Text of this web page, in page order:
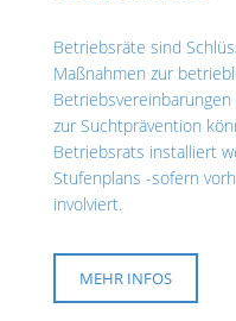
Betriebsräte sind
Maßnahmen zur
zur Suchtprävention
Betriebsrats installiert
Stufenplans -sofern
involviert.
MEHR INFOS